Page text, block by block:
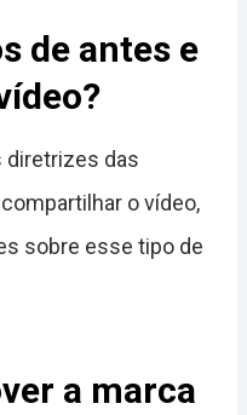
de antes e
diretrizes das
o vídeo,
sobre esse tipo de
a marca